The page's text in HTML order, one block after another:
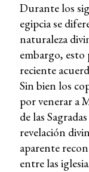
Durante los
egipcia se
naturaleza
embargo, esto
reciente
Sin bien los
por venerar a
de las
revelación
aparente
entre las